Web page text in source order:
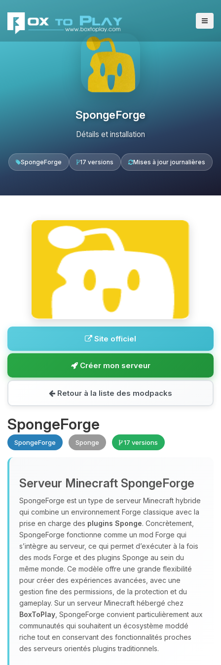
SpongeForge
Détails et installation
SpongeForge 17 versions Mises à jour journalières
Site officiel
Créer mon serveur
Retour à la liste des modpacks
SpongeForge
SpongeForge Sponge 17 versions
Serveur Minecraft SpongeForge
SpongeForge est un type de serveur Minecraft hybride
qui combine un environnement Forge classique avec la
prise en charge des plugins Sponge. Concrètement,
SpongeForge fonctionne comme un mod Forge qui
s’intègre au serveur, ce qui permet d’exécuter à la fois
des mods Forge et des plugins Sponge au sein du
même monde. Ce modèle offre une grande flexibilité
pour créer des expériences avancées, avec une
gestion fine des permissions, de la protection et du
gameplay. Sur un serveur Minecraft hébergé chez
BoxToPlay , SpongeForge convient particulièrement aux
communautés qui souhaitent un écosystème moddé
riche tout en conservant des fonctionnalités proches
des serveurs orientés plugins traditionnels.
Youpi, enfin quelqu’un pour me
parler ! Moi c’est Choupy, ton petit
assistant BoxToPlay. Dis-moi ce dont
tu as besoin et je vais remuer mes
petits circuits pour t’aider.
06/08/2026 à 13:36